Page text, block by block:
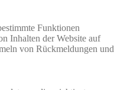
Funktionen
Inhalten der Website auf
von Rückmeldungen und